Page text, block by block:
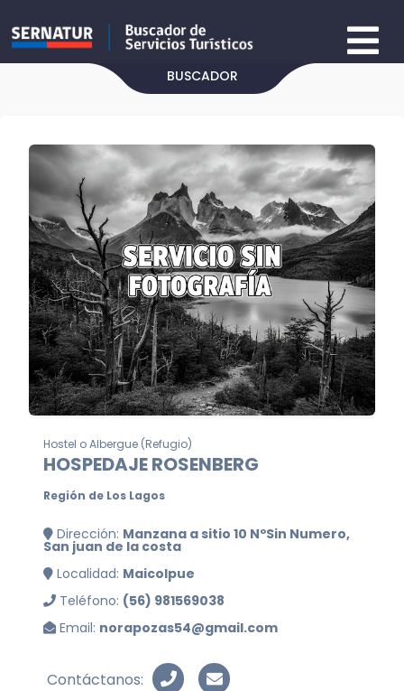
BUSCADOR
Hostel o Albergue (Refugio)
HOSPEDAJE ROSENBERG
Región de Los Lagos
Dirección: Manzana a sitio 10 NºSin Numero,
San juan de la costa
Localidad: Maicolpue
Teléfono: (56) 981569038
Email: norapozas54@gmail.com
Contáctanos: